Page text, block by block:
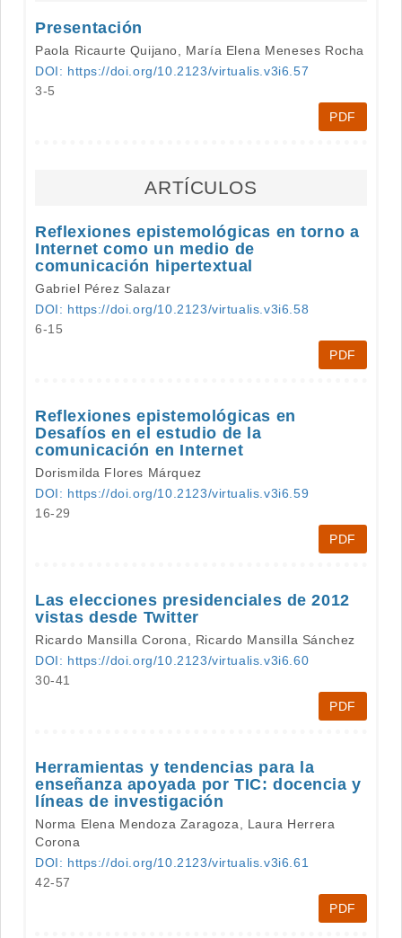
Presentación
Paola Ricaurte Quijano, María Elena Meneses Rocha
DOI: https://doi.org/10.2123/virtualis.v3i6.57
3-5
PDF
ARTÍCULOS
Reflexiones epistemológicas en torno a
Internet como un medio de
comunicación hipertextual
Gabriel Pérez Salazar
DOI: https://doi.org/10.2123/virtualis.v3i6.58
6-15
PDF
Reflexiones epistemológicas en
Desafíos en el estudio de la
comunicación en Internet
Dorismilda Flores Márquez
DOI: https://doi.org/10.2123/virtualis.v3i6.59
16-29
PDF
Las elecciones presidenciales de 2012
vistas desde Twitter
Ricardo Mansilla Corona, Ricardo Mansilla Sánchez
DOI: https://doi.org/10.2123/virtualis.v3i6.60
30-41
PDF
Herramientas y tendencias para la
enseñanza apoyada por TIC: docencia y
líneas de investigación
Norma Elena Mendoza Zaragoza, Laura Herrera
Corona
DOI: https://doi.org/10.2123/virtualis.v3i6.61
42-57
PDF